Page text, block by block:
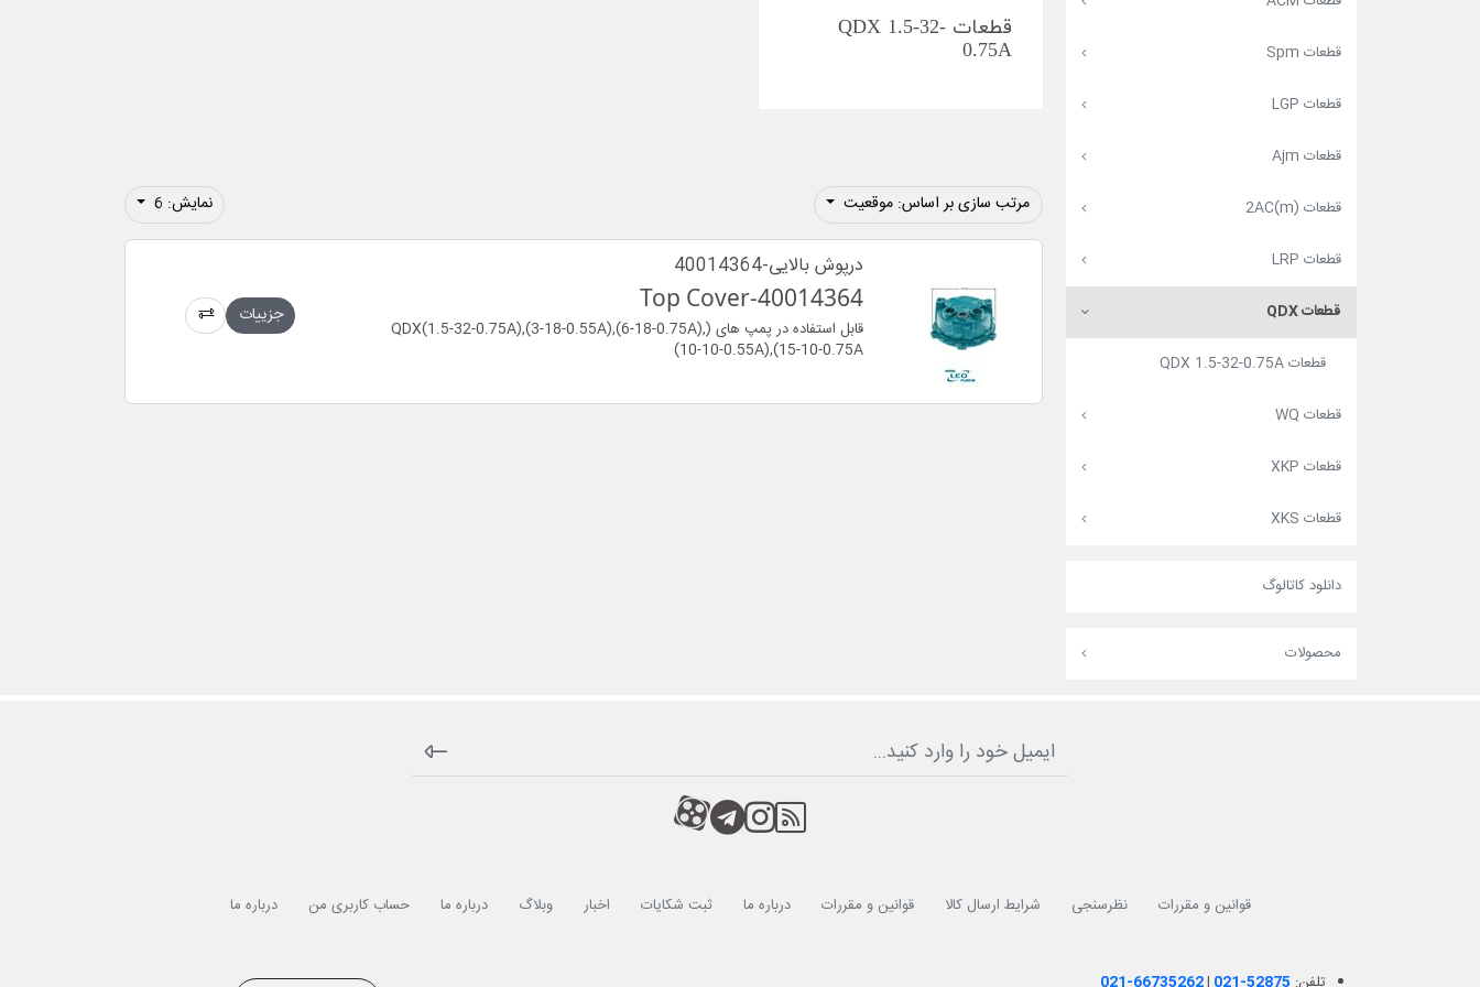
قطعات Spm
قطعات LGP
قطعات Ajm
قطعات (2AC(m
قطعات LRP
قطعات QDX
قطعات QDX 1.5-32-0.75A
قطعات WQ
قطعات XKP
قطعات XKS
دانلود کاتالوگ
محصولات
قطعات QDX 1.5-32-
0.75A
مرتب سازی بر اساس: موقعیت نمایش: 6
درپوش بالایی-40014364
Top Cover-40014364
قابل استفاده در پمپ های (QDX(1.5-32-0.75A),(3-18-0.55A),(6-18-0.75A),
(10-10-0.55A),(15-10-0.75A
جزییات
RSS
کانال آپارات
کانال تلگرام
کانال آپارات
قوانین و مقررات نظرسنجی شرایط ارسال کالا قوانین و مقررات درباره ما ثبت شکایات اخبار وبلاگ درباره ما حساب کاربری من درباره ما